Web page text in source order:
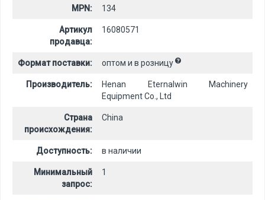
MPN: 134
Артикул
продавца:
16080571
Формат поставки: оптом и в розницу
Производитель:
Henan Eternalwin Machinery
Equipment Co., Ltd
Страна
происхождения:
China
Доступность: в наличии
Минимальный
запрос:
1